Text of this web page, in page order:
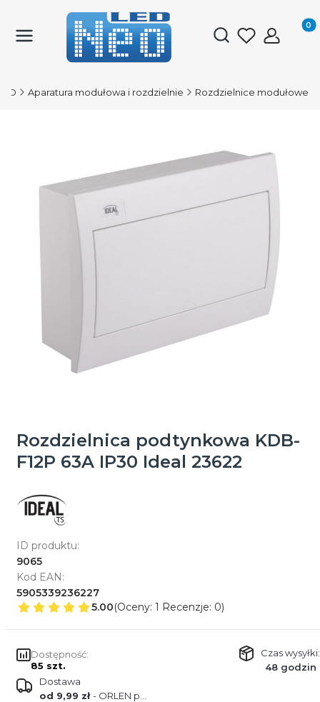
Otwórz
Aparatura modułowa i rozdzielnie Rozdzielnice modułowe
Rozdzielnica podtynkowa KDB-
F12P 63A IP30 Ideal 23622
ID produktu:
9065
Kod EAN:
5905339236227
5.00(Oceny: 1 Recenzje: 0)
Dostępność:
85 szt.
Czas wysyłki:
48 godzin
Dostawa
od 9,99 zł- ORLEN paczka